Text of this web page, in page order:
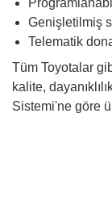
Genişletilmiş
Telematik
Tüm Toyotalar
kalite,
Sistemi'ne göre